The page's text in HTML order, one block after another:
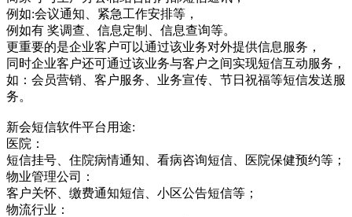
例如:会议通知、紧急工作安排等，
例如有 奖调查、信息定制、信息查询等。
更重要的是企业客户可以通过该业务对外提供信息服务，
同时企业客户还可通过该业务与客户之间实现短信互动服务，
如：会员营销、客户服务、业务宣传、节日祝福等短信发送服
务。
新会短信软件平台用途:
医院：
短信挂号、住院病情通知、看病咨询短信、医院保健预约等；
物业管理公司：
客户关怀、缴费通知短信、小区公告短信等；
物流行业：